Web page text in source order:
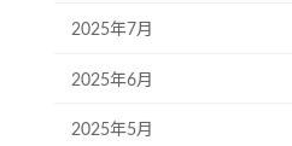
2025年7月
2025年6月
2025年5月